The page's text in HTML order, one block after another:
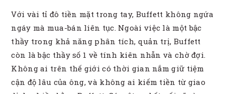
Với vài tỉ đô tiền mặt trong tay, Buffett không ngứa
ngáy mà mua-bán liên tục. Ngoài việc là một bậc
thầy trong khả năng phân tích, quản trị, Buffett
còn là bậc thầy số 1 về tính kiên nhẫn và chờ đợi.
Không ai trên thế giới có thời gian nắm giữ tiệm
cận độ lâu của ông, và không ai kiếm tiền từ giao